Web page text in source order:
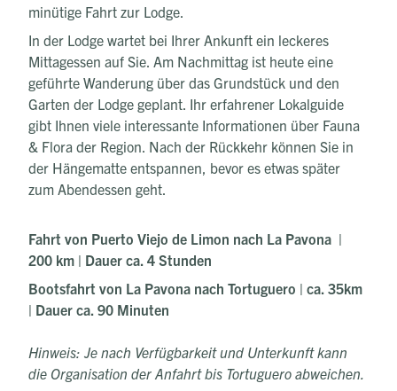
minütige Fahrt zur Lodge.
In der Lodge wartet bei Ihrer Ankunft ein leckeres
Mittagessen auf Sie. Am Nachmittag ist heute eine
geführte Wanderung über das Grundstück und den
Garten der Lodge geplant. Ihr erfahrener Lokalguide
gibt Ihnen viele interessante Informationen über Fauna
& Flora der Region. Nach der Rückkehr können Sie in
der Hängematte entspannen, bevor es etwas später
zum Abendessen geht.
Fahrt von Puerto Viejo de Limon nach La Pavona |
200 km | Dauer ca. 4 Stunden
Bootsfahrt von La Pavona nach Tortuguero | ca. 35km
| Dauer ca. 90 Minuten
Hinweis: Je nach Verfügbarkeit und Unterkunft kann
die Organisation der Anfahrt bis Tortuguero abweichen.